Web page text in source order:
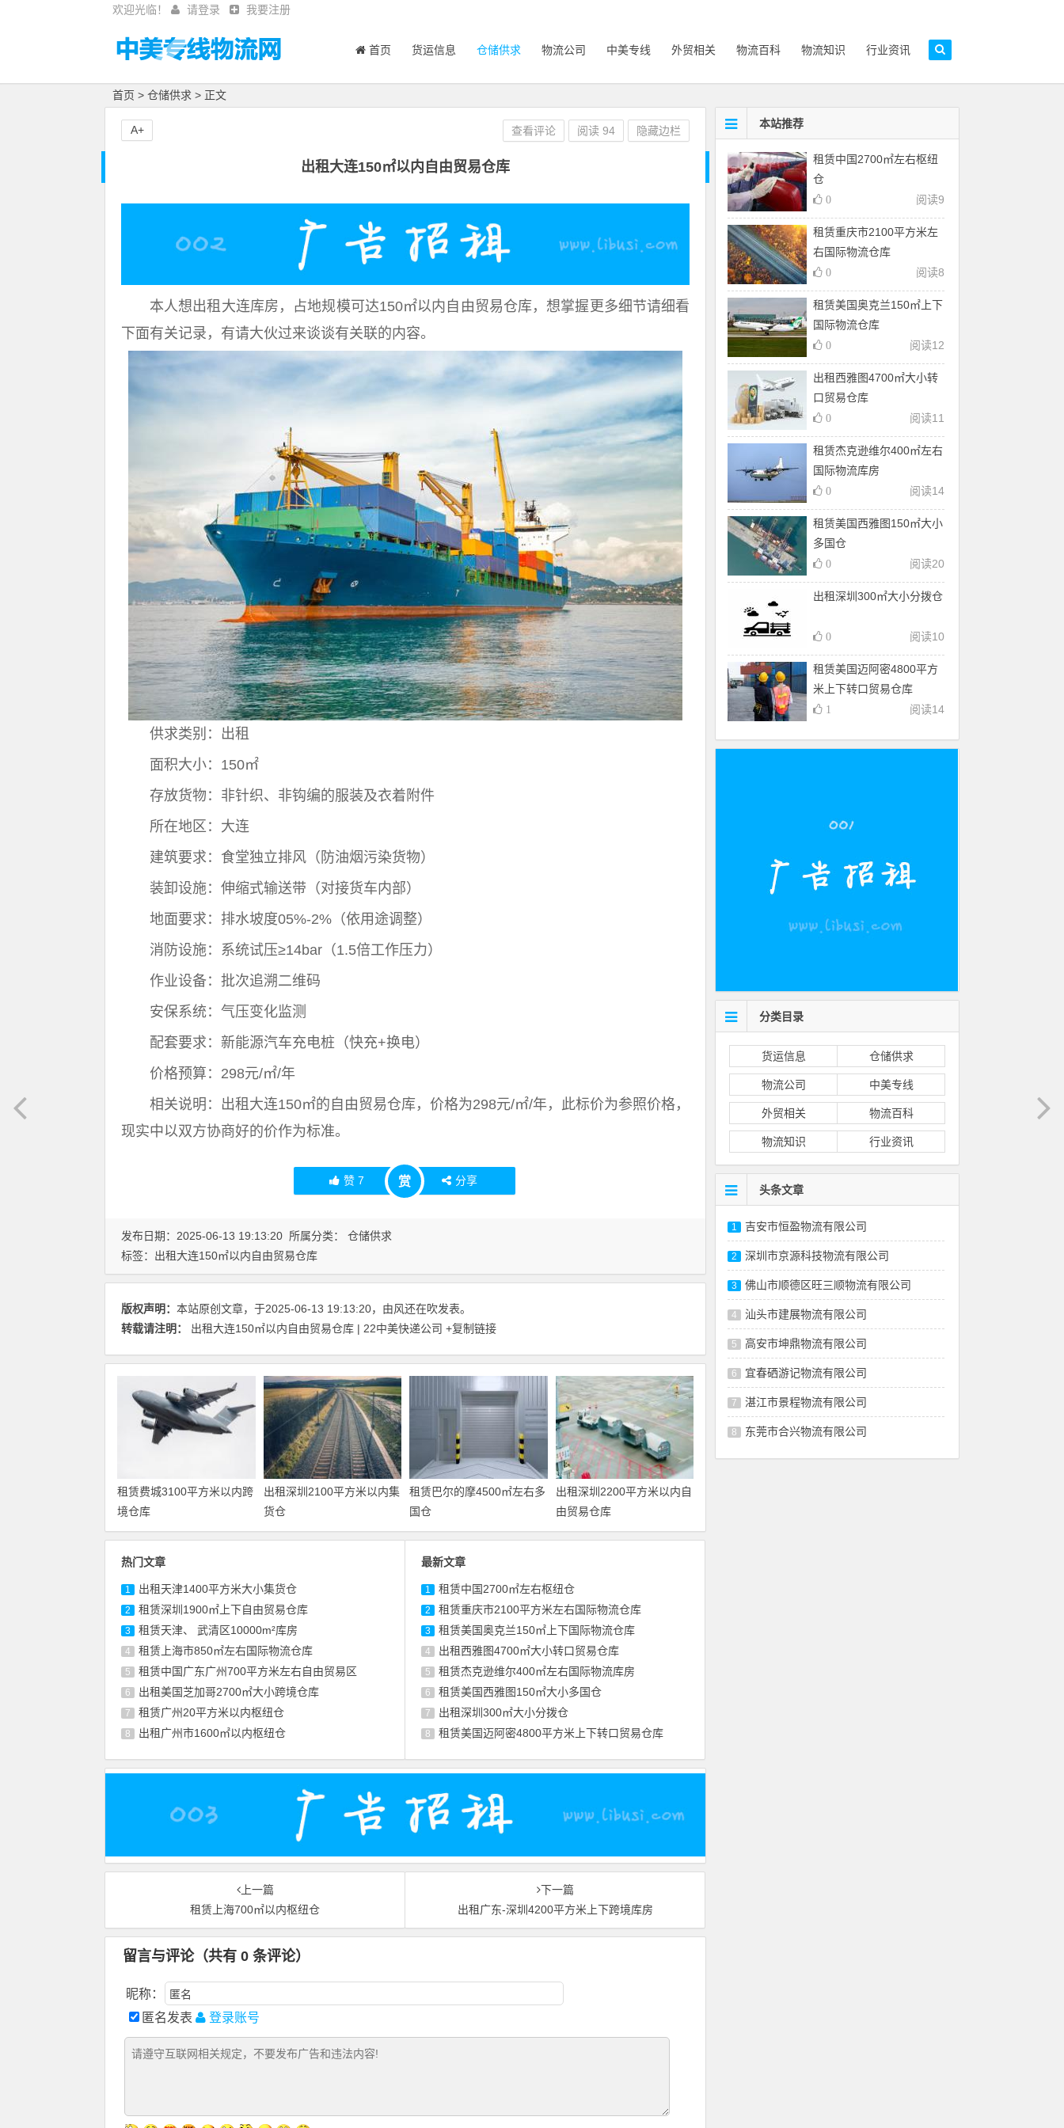
欢迎光临！ 请登录 我要注册
首页 货运信息 仓储供求 物流公司 中美专线 外贸相关 物流百科 物流知识 行业资讯
首页 > 仓储供求 > 正文
出租大连150㎡以内自由贸易仓库
本人想出租大连库房，占地规模可达150㎡以内自由贸易仓库，想掌握更多细节请细看
下面有关记录，有请大伙过来谈谈有关联的内容。
供求类别：出租
面积大小：150㎡
存放货物：非针织、非钩编的服装及衣着附件
所在地区：大连
建筑要求：食堂独立排风（防油烟污染货物）
装卸设施：伸缩式输送带（对接货车内部）
地面要求：排水坡度05%-2%（依用途调整）
消防设施：系统试压≥14bar（1.5倍工作压力）
作业设备：批次追溯二维码
安保系统：气压变化监测
配套要求：新能源汽车充电桩（快充+换电）
价格预算：298元/㎡/年
相关说明：出租大连150㎡的自由贸易仓库，价格为298元/㎡/年，此标价为参照价格，
现实中以双方协商好的价作为标准。
赞7 赏 分享
查看评论 阅读94 隐藏边栏
A+
发布日期：2025-06-13 19:13:20 所属分类： 仓储供求
标签： 出租大连150㎡以内自由贸易仓库
版权声明： 本站原创文章，于2025-06-13 19:13:20，由风还在吹发表。
转载请注明：
出租大连150㎡以内自由贸易仓库 | 22中美快递公司 +复制链接
租赁费城3100平方米以内跨
境仓库
出租深圳2100平方米以内集
货仓
租赁巴尔的摩4500㎡左右多
国仓
出租深圳2200平方米以内自
由贸易仓库
热门文章
1 出租天津1400平方米大小集货仓
2 租赁深圳1900㎡上下自由贸易仓库
3 租赁天津、 武清区10000m²库房
4 租赁上海市850㎡左右国际物流仓库
5 租赁中国广东广州700平方米左右自由贸易区
6 出租美国芝加哥2700㎡大小跨境仓库
7 租赁广州20平方米以内枢纽仓
8 出租广州市1600㎡以内枢纽仓
最新文章
1 租赁中国2700㎡左右枢纽仓
2 租赁重庆市2100平方米左右国际物流仓库
3 租赁美国奥克兰150㎡上下国际物流仓库
4 出租西雅图4700㎡大小转口贸易仓库
5 租赁杰克逊维尔400㎡左右国际物流库房
6 租赁美国西雅图150㎡大小多国仓
7 出租深圳300㎡大小分拨仓
8 租赁美国迈阿密4800平方米上下转口贸易仓库
上一篇
租赁上海700㎡以内枢纽仓
下一篇
出租广东-深圳4200平方米上下跨境库房
留言与评论（共有 0 条评论）
昵称：
匿名发表
登录账号
本站推荐
租赁中国2700㎡左右枢纽
仓
阅读9
0
租赁重庆市2100平方米左
右国际物流仓库
阅读8
0
租赁美国奥克兰150㎡上下
国际物流仓库
阅读12
0
出租西雅图4700㎡大小转
口贸易仓库
阅读11
0
租赁杰克逊维尔400㎡左右
国际物流库房
阅读14
0
租赁美国西雅图150㎡大小
多国仓
阅读20
0
出租深圳300㎡大小分拨仓
阅读10
0
租赁美国迈阿密4800平方
米上下转口贸易仓库
阅读14
1
分类目录
货运信息 仓储供求
物流公司 中美专线
外贸相关 物流百科
物流知识 行业资讯
头条文章
1 吉安市恒盈物流有限公司
2 深圳市京源科技物流有限公司
3 佛山市顺德区旺三顺物流有限公司
4 汕头市建展物流有限公司
5 高安市坤鼎物流有限公司
6 宜春硒游记物流有限公司
7 湛江市景程物流有限公司
8 东莞市合兴物流有限公司